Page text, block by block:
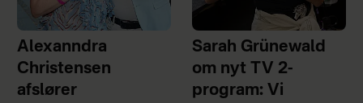
Alexanndra
Christensen
afslører
Sarah Grünewald
om nyt TV 2-
program: Vi